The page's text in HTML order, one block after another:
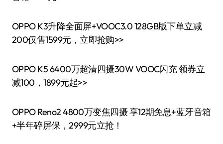
OPPO K3升降全面屏+VOOC3.0 128GB版下单立减
200仅售1599元，立即抢购>>
OPPO K5 6400万超清四摄30W VOOC闪充 领券立
减100，1899元起>>
OPPO Reno2 4800万变焦四摄 享12期免息+蓝牙音箱
+半年碎屏保，2999元立抢！